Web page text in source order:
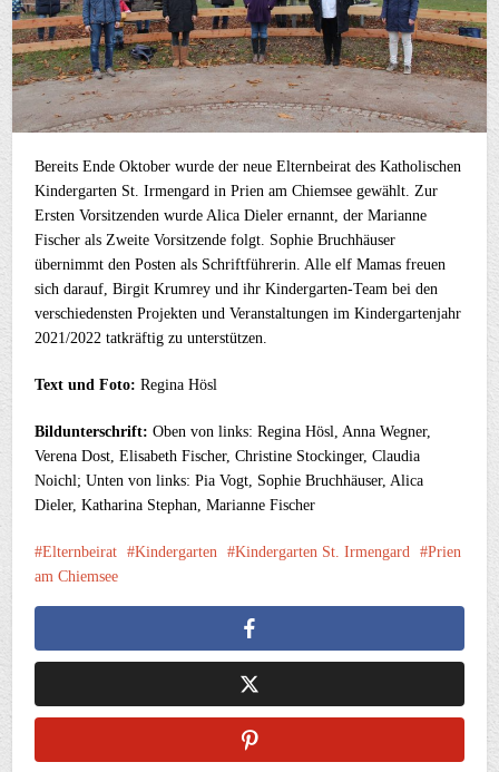
Bereits Ende Oktober wurde der neue Elternbeirat des Katholischen
Kindergarten St. Irmengard in Prien am Chiemsee gewählt. Zur
Ersten Vorsitzenden wurde Alica Dieler ernannt, der Marianne
Fischer als Zweite Vorsitzende folgt. Sophie Bruchhäuser
übernimmt den Posten als Schriftführerin. Alle elf Mamas freuen
sich darauf, Birgit Krumrey und ihr Kindergarten-Team bei den
verschiedensten Projekten und Veranstaltungen im Kindergartenjahr
2021/2022 tatkräftig zu unterstützen.
Text und Foto: Regina Hösl
Bildunterschrift: Oben von links: Regina Hösl, Anna Wegner,
Verena Dost, Elisabeth Fischer, Christine Stockinger, Claudia
Noichl; Unten von links: Pia Vogt, Sophie Bruchhäuser, Alica
Dieler, Katharina Stephan, Marianne Fischer
Elternbeirat Kindergarten Kindergarten St. Irmengard
Prien
am Chiemsee